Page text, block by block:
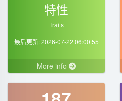
特性
Traits
最后更新: 2026-07-22 06:00:55
More info